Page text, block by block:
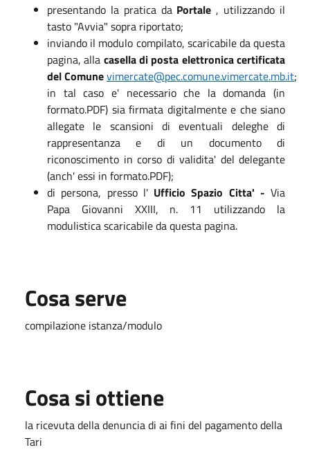
presentando la pratica da Portale , utilizzando il
tasto "Avvia" sopra riportato;
inviando il modulo compilato, scaricabile da questa
pagina, alla casella di posta elettronica certificata
del Comunevimercate@pec.comune.vimercate.mb.it;
in tal caso e' necessario che la domanda (in
formato.PDF) sia firmata digitalmente e che siano
allegate le scansioni di eventuali deleghe di
rappresentanza e di un documento di
riconoscimento in corso di validita' del delegante
(anch' essi in formato.PDF);
di persona, presso l' Ufficio Spazio Citta' - Via
Papa Giovanni XXIII, n. 11 utilizzando la
modulistica scaricabile da questa pagina.
Cosa serve
compilazione istanza/modulo
Cosa si ottiene
la ricevuta della denuncia di ai fini del pagamento della
Tari